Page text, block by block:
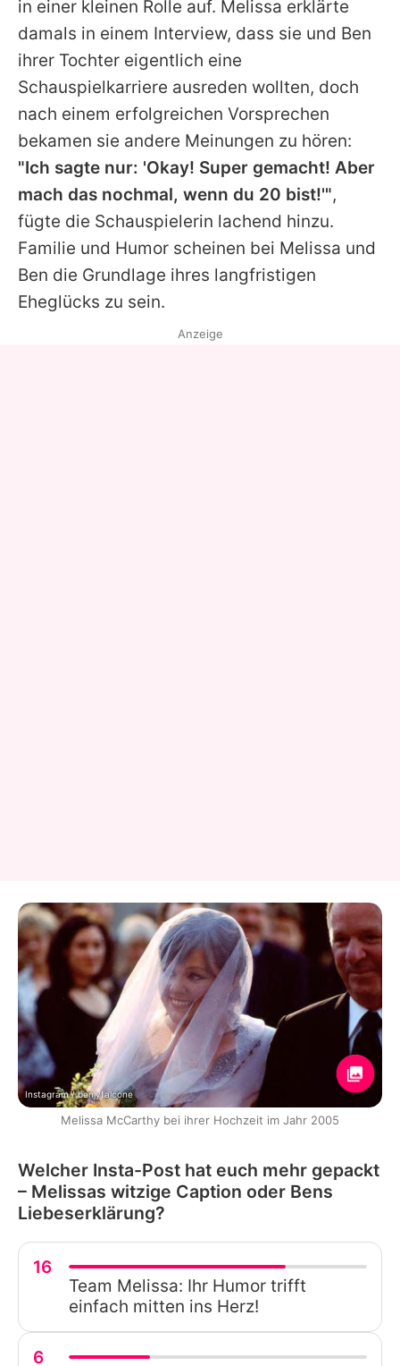
in einer kleinen Rolle auf. Melissa erklärte
damals in einem Interview, dass sie und Ben
ihrer Tochter eigentlich eine
Schauspielkarriere ausreden wollten, doch
nach einem erfolgreichen Vorsprechen
bekamen sie andere Meinungen zu hören:
"Ich sagte nur: 'Okay! Super gemacht! Aber
mach das nochmal, wenn du 20 bist!'",
fügte die Schauspielerin lachend hinzu.
Familie und Humor scheinen bei Melissa und
Ben die Grundlage ihres langfristigen
Eheglücks zu sein.
Anzeige
Instagram / benjyfalcone
Melissa McCarthy bei ihrer Hochzeit im Jahr 2005
Welcher Insta-Post hat euch mehr gepackt
– Melissas witzige Caption oder Bens
Liebeserklärung?
16
Team Melissa: Ihr Humor trifft
einfach mitten ins Herz!
6